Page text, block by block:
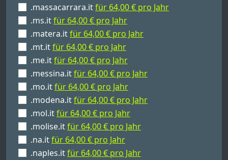
.massacarrara.itfür 64,00 € pro Jahr
.ms.itfür 64,00 € pro Jahr
.matera.itfür 64,00 € pro Jahr
.mt.itfür 64,00 € pro Jahr
.me.itfür 64,00 € pro Jahr
.messina.itfür 64,00 € pro Jahr
.mo.itfür 64,00 € pro Jahr
.modena.itfür 64,00 € pro Jahr
.mol.itfür 64,00 € pro Jahr
.molise.itfür 64,00 € pro Jahr
.na.itfür 64,00 € pro Jahr
.naples.itfür 64,00 € pro Jahr